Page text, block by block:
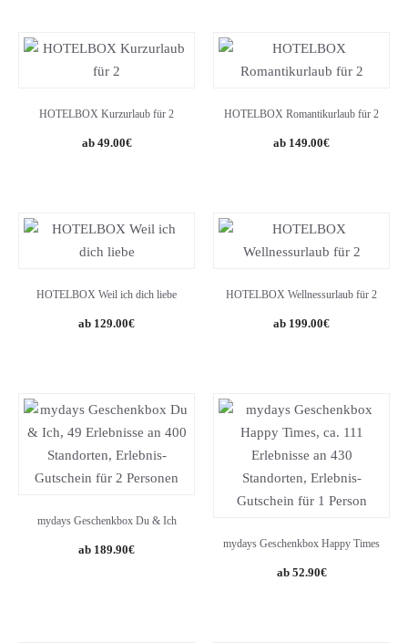
HOTELBOX Kurzurlaub für 2
49.00€
HOTELBOX Romantikurlaub für 2
149.00€
HOTELBOX Weil ich dich liebe
129.00€
HOTELBOX Wellnessurlaub für 2
199.00€
mydays Geschenkbox Du & Ich
189.90€ mydays Geschenkbox Happy Times
52.90€